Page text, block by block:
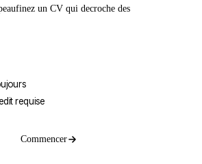
un CV qui decroche des
requise
Commencer